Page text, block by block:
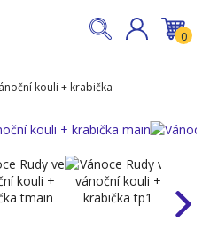
0
kouli + krabička